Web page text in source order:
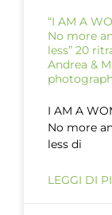
“I AM A
No more
less” 20
Andrea &
I AM A
No more
less di
LEGGI DI